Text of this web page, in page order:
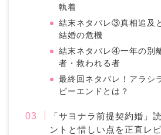
執着
結末ネタバレ③真相追及
結婚の危機
結末ネタバレ④一年の別
者・救われる者
最終回ネタバレ！アラシ
ピーエンドとは？
「サヨナラ前提契約婚」
ントと惜しい点を正直レ